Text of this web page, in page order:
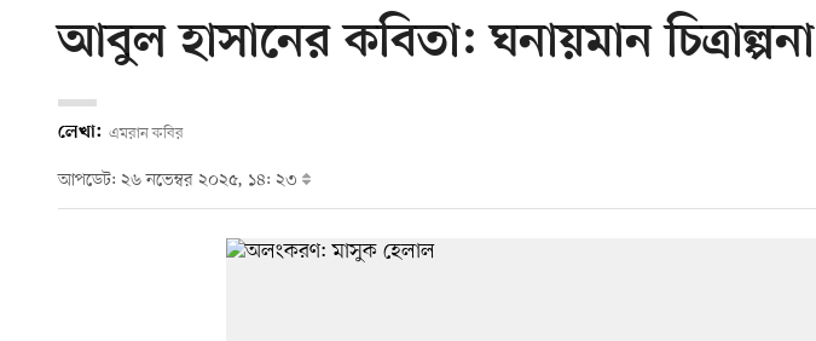
আবুল হাসানের কবিতা: ঘনায়মান চিত্রাল্পনা
লেখা: এমরান কবির
আপডেট: ২৬ নভেম্বর ২০২৫, ১৪: ২৩